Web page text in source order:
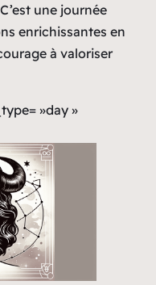
une journée
enrichissantes en
à valoriser
»day »